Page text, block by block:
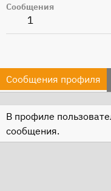
Сообщения
1
Сообщения профиля
В профиле
сообщения.